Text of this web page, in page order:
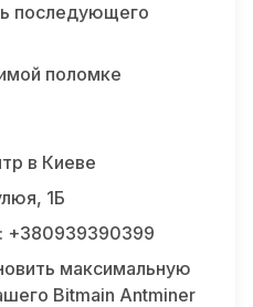
последующего
поломке
в Киеве
1Б
+380939390399
максимальную
Bitmain Antminer